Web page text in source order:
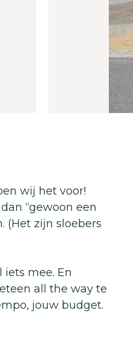
wij het voor!
“gewoon een
(Het zijn sloebers
mee. En
all the way te
jouw budget.